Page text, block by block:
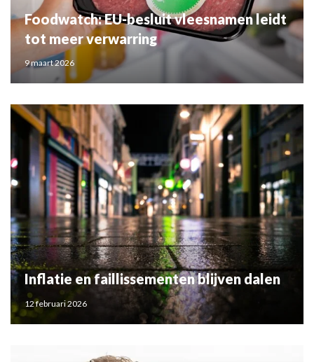
Foodwatch: EU-besluit vleesnamen leidt
tot meer verwarring
9 maart 2026
Inflatie en faillissementen blijven dalen
12 februari 2026